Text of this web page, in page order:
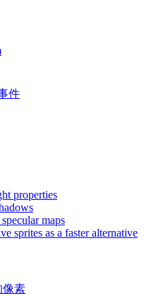
件
properties
maps
sprites as a faster alternative
像素